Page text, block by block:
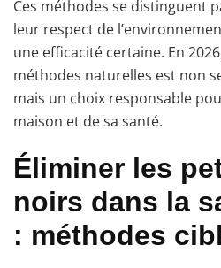
Ces méthodes se distinguent
leur respect de
une efficacité certaine. En
méthodes naturelles est non
mais un choix responsable
maison et de sa santé.
Éliminer les
noirs dans la
: méthodes